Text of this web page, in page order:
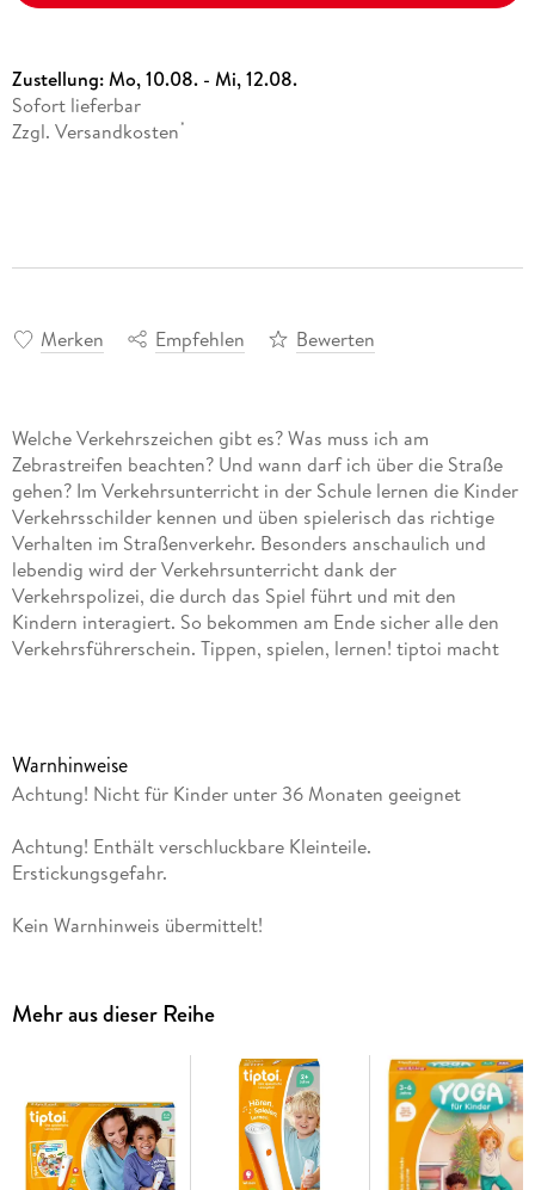
Zustellung:Mo, 10.08. - Mi, 12.08.
Sofort lieferbar
Zzgl. Versandkosten *
Merken Empfehlen Bewerten
Welche Verkehrszeichen gibt es? Was muss ich am
Zebrastreifen beachten? Und wann darf ich über die Straße
gehen? Im Verkehrsunterricht in der Schule lernen die Kinder
Verkehrsschilder kennen und üben spielerisch das richtige
Verhalten im Straßenverkehr. Besonders anschaulich und
lebendig wird der Verkehrsunterricht dank der
Verkehrspolizei, die durch das Spiel führt und mit den
Kindern interagiert. So bekommen am Ende sicher alle den
Verkehrsführerschein. Tippen, spielen, lernen! tiptoi macht
umfasst Bücher und Spiele mit den wichtigsten Lern- und
Wissensthemen für Kinder ab 2 Jahren. Die zugehörigen
Audiodateien lädt man einfach, sicher und schnell über den
den Stift. tiptoi-Stift nicht enthalten. Muss separat erworben
werden.
Warnhinweise
Achtung! Nicht für Kinder unter 36 Monaten geeignet
Achtung! Enthält verschluckbare Kleinteile.
Erstickungsgefahr.
Kein Warnhinweis übermittelt!
Mehr aus dieser Reihe